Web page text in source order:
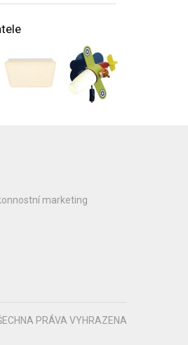
marketing
PRÁVA VYHRAZENA